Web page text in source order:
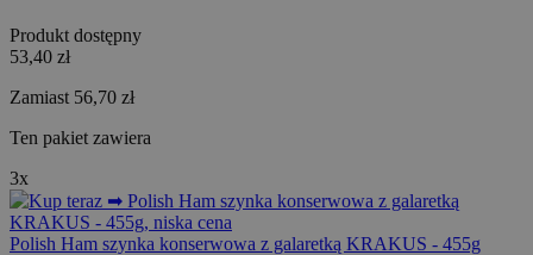
Produkt dostępny
53,40 zł
Zamiast 56,70 zł
Ten pakiet zawiera
3x
Polish Ham szynka konserwowa z galaretką KRAKUS - 455g